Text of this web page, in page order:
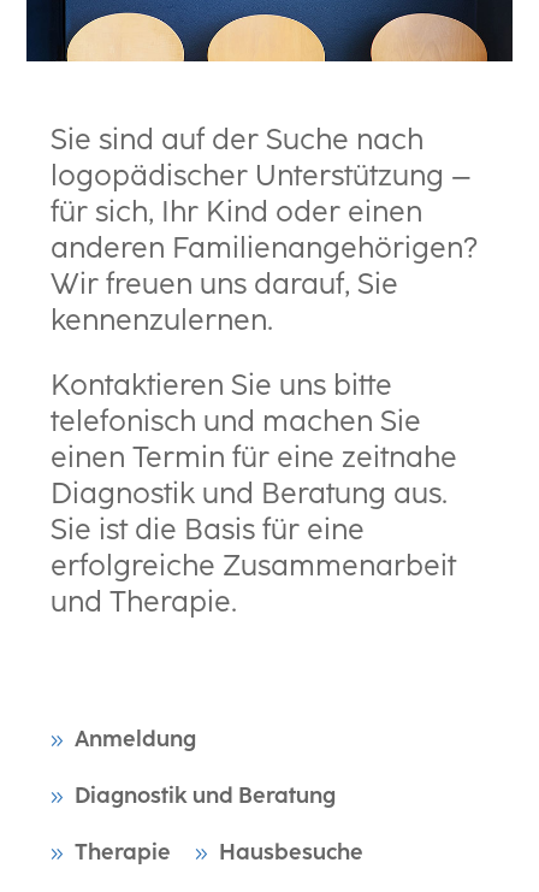
Sie sind auf der Suche nach
logopädischer Unterstützung –
für sich, Ihr Kind oder einen
anderen Familienangehörigen?
Wir freuen uns darauf, Sie
kennenzulernen.
Kontaktieren Sie uns bitte
telefonisch und machen Sie
einen Termin für eine zeitnahe
Diagnostik und Beratung aus.
Sie ist die Basis für eine
erfolgreiche Zusammenarbeit
und Therapie.
Anmeldung
Diagnostik und Beratung
Therapie Hausbesuche